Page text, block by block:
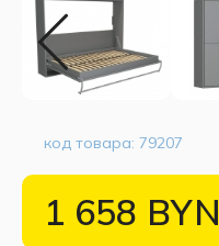
код товара: 79207
1 658 BYN